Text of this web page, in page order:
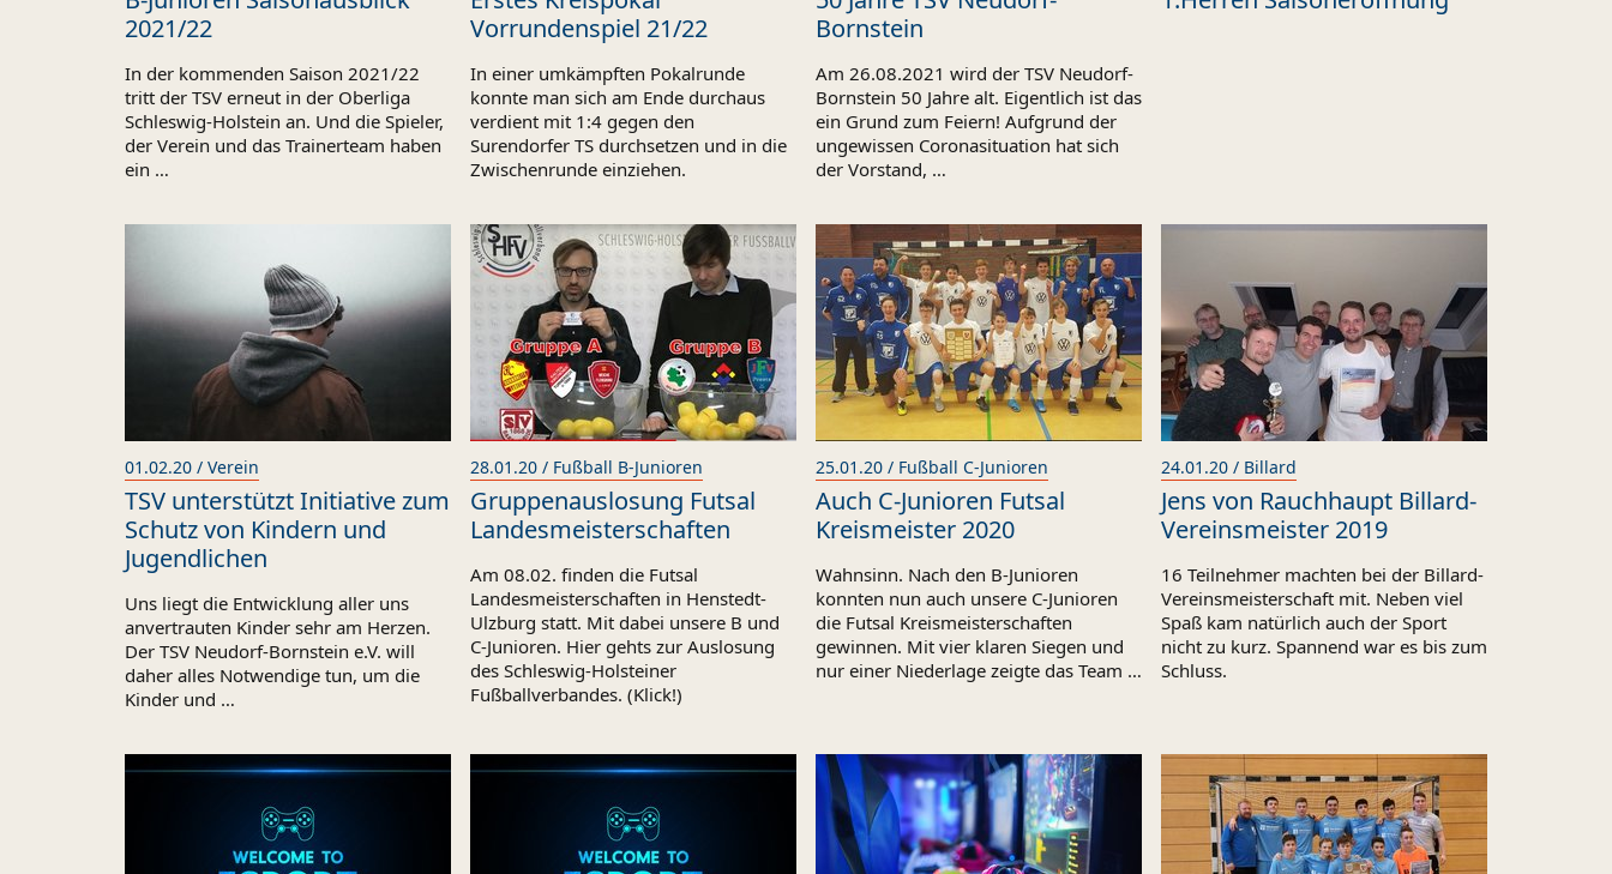
2021/22
In der kommenden Saison 2021/22
tritt der TSV erneut in der Oberliga
Schleswig-Holstein an. Und die Spieler,
der Verein und das Trainerteam haben
ein …
Vorrundenspiel 21/22
In einer umkämpften Pokalrunde
konnte man sich am Ende durchaus
verdient mit 1:4 gegen den
Surendorfer TS durchsetzen und in die
Zwischenrunde einziehen.
Bornstein
Am 26.08.2021 wird der TSV Neudorf-
Bornstein 50 Jahre alt. Eigentlich ist das
ein Grund zum Feiern! Aufgrund der
ungewissen Coronasituation hat sich
der Vorstand, …
01.02.20 / Verein
TSV unterstützt Initiative zum
Schutz von Kindern und
Jugendlichen
Uns liegt die Entwicklung aller uns
anvertrauten Kinder sehr am Herzen.
Der TSV Neudorf-Bornstein e.V. will
daher alles Notwendige tun, um die
Kinder und …
28.01.20 / Fußball B-Junioren
Gruppenauslosung Futsal
Landesmeisterschaften
Am 08.02. finden die Futsal
Landesmeisterschaften in Henstedt-
Ulzburg statt. Mit dabei unsere B und
C-Junioren. Hier gehts zur Auslosung
des Schleswig-Holsteiner
Fußballverbandes. (Klick!)
25.01.20 / Fußball C-Junioren
Auch C-Junioren Futsal
Kreismeister 2020
Wahnsinn. Nach den B-Junioren
konnten nun auch unsere C-Junioren
die Futsal Kreismeisterschaften
gewinnen. Mit vier klaren Siegen und
nur einer Niederlage zeigte das Team …
24.01.20 / Billard
Jens von Rauchhaupt Billard-
Vereinsmeister 2019
16 Teilnehmer machten bei der Billard-
Vereinsmeisterschaft mit. Neben viel
Spaß kam natürlich auch der Sport
nicht zu kurz. Spannend war es bis zum
Schluss.